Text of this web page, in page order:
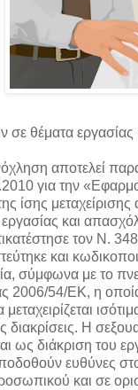
σε θέματα εργασίας
αποτελεί
για την
ίσης
και
τον Ν.
και
σύμφωνα με το
2006/54/ΕΚ, η
διακρίσεις. Η
ως διάκριση του
ευθύνες
και σε